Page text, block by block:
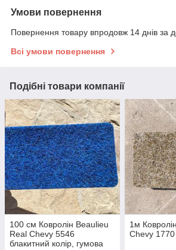
Умови повернення
Повернення товару впродовж 14 днів за
Всі умови повернення
Подібні товари компанії
100 см Ковролін Beaulieu
Real Chevy 5546
блакитний колір, гумова
1м
Chevy 1770